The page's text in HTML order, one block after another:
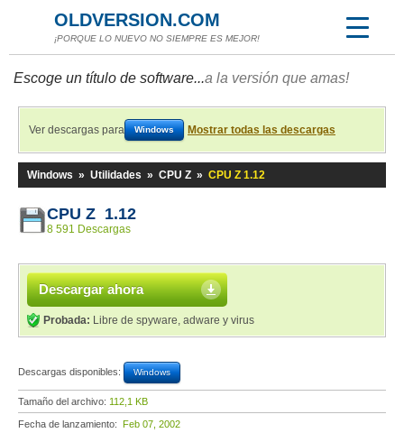
OLDVERSION.COM
¡PORQUE LO NUEVO NO SIEMPRE ES MEJOR!
Escoge un título de software...a la versión que amas!
Ver descargas para Windows Mostrar todas las descargas
Windows » Utilidades » CPU Z » CPU Z 1.12
CPU Z 1.12
8 591 Descargas
Descargar ahora
Probada: Libre de spyware, adware y virus
Descargas disponibles: Windows
Tamaño del archivo: 112,1 KB
Fecha de lanzamiento: Feb 07, 2002